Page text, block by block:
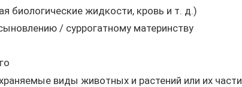
биологические жидкости, кровь и т. д.)
/ суррогатному материнству
виды животных и растений или их части